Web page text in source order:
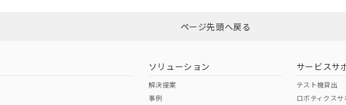
ページ先頭へ戻る
ソリューション
解決提案
事例
サービスサ
テスト機貸出
ロボティクスサ